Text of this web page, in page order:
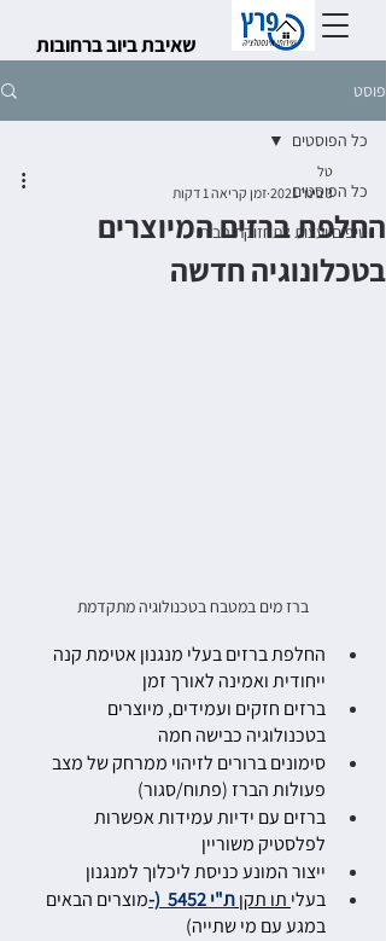
שאיבת ביוב ברחובות
פוסט
כל הפוסטים
טיפים ועצות לתחזוקת הבית
כל הפוסטים
החלפת ברזים המיוצרים
בטכלונוגיה חדשה
טל
3 בינו׳ 2021
זמן קריאה 1 דקות
ברז מים במטבח בטכנולוגיה מתקדמת
החלפת ברזים בעלי מנגנון אטימת קנה
ייחודית ואמינה לאורך זמן
ברזים חזקים ועמידים, מיוצרים
בטכנולוגיה כבישה חמה
סימונים ברורים לזיהוי ממרחק של מצב
פעולות הברז (פתוח/סגור)
ברזים עם ידיות עמידות אפשרות
לפלסטיק משוריין
ייצור המונע כניסת ליכלוך למנגנון
בעלי תו תקן ת"י 5452 (-מוצרים הבאים
במגע עם מי שתייה)